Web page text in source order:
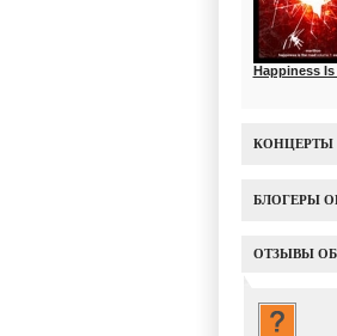
Happiness Is
КОНЦЕРТЫ
БЛОГЕРЫ
ОТЗЫВЫ